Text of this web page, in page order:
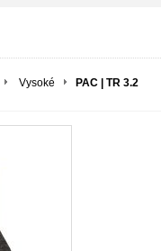
Vysoké
PAC | TR 3.2